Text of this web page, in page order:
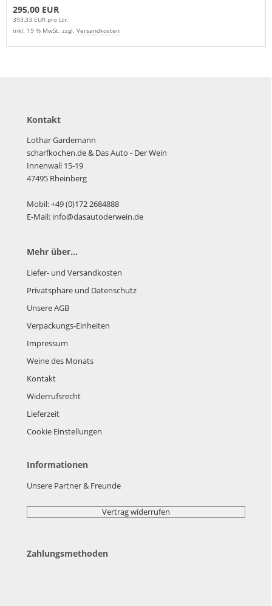
295,00 EUR
393,33 EUR pro Ltr.
inkl. 19 % MwSt. zzgl. Versandkosten
Kontakt
Lothar Gardemann
scharfkochen.de& Das Auto - Der Wein
Innenwall 15-19
47495 Rheinberg
Mobil: +49 (0)172 2684888
E-Mail: info@dasautoderwein.de
Mehr über...
Liefer- und Versandkosten
Privatsphäre und Datenschutz
Unsere AGB
Verpackungs-Einheiten
Impressum
Weine des Monats
Kontakt
Widerrufsrecht
Lieferzeit
Cookie Einstellungen
Informationen
Unsere Partner & Freunde
Vertrag widerrufen
Zahlungsmethoden